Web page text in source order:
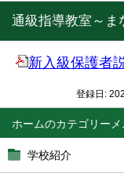
ホーム
学校紹介
通級指導教室～ま
新入級保護者
登録日: